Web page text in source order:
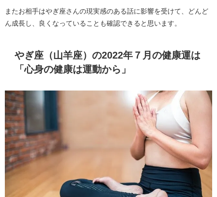
またお相手はやぎ座さんの現実感のある話に影響を受けて、どんど
ん成長し、良くなっていることも確認できると思います。
やぎ座（山羊座）の2022年７月の健康運は
「心身の健康は運動から」